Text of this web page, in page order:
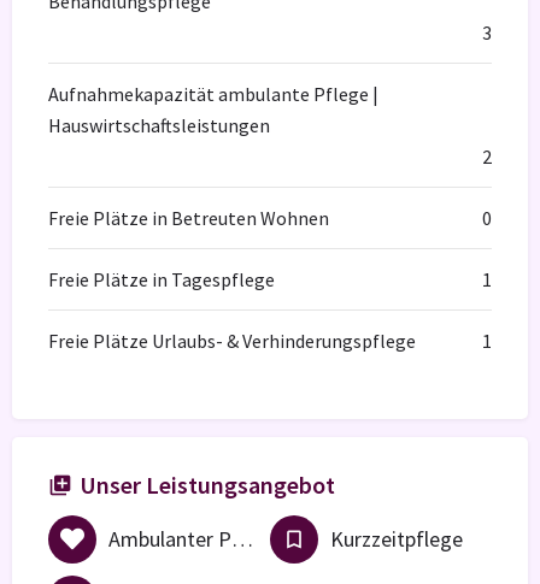
3
Aufnahmekapazität ambulante Pflege |
Hauswirtschaftsleistungen
2
Freie Plätze in Betreuten Wohnen 0
Freie Plätze in Tagespflege 1
Freie Plätze Urlaubs- & Verhinderungspflege 1
Unser Leistungsangebot
Ambulanter Pflegedienst Kurzzeitpflege